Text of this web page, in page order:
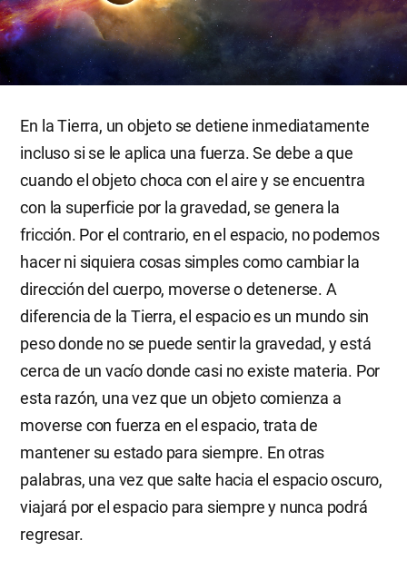
En la Tierra, un objeto se detiene inmediatamente
incluso si se le aplica una fuerza. Se debe a que
cuando el objeto choca con el aire y se encuentra
con la superficie por la gravedad, se genera la
fricción. Por el contrario, en el espacio, no podemos
hacer ni siquiera cosas simples como cambiar la
dirección del cuerpo, moverse o detenerse. A
diferencia de la Tierra, el espacio es un mundo sin
peso donde no se puede sentir la gravedad, y está
cerca de un vacío donde casi no existe materia. Por
esta razón, una vez que un objeto comienza a
moverse con fuerza en el espacio, trata de
mantener su estado para siempre. En otras
palabras, una vez que salte hacia el espacio oscuro,
viajará por el espacio para siempre y nunca podrá
regresar.